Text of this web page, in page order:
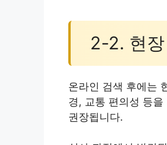
2-2. 현
온라인 검색 후에는
경, 교통 편의성 등
권장됩니다.